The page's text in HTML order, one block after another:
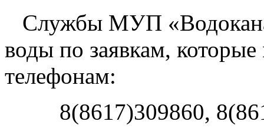
Службы МУП
воды по заявкам,
телефонам:
8(8617)309860,